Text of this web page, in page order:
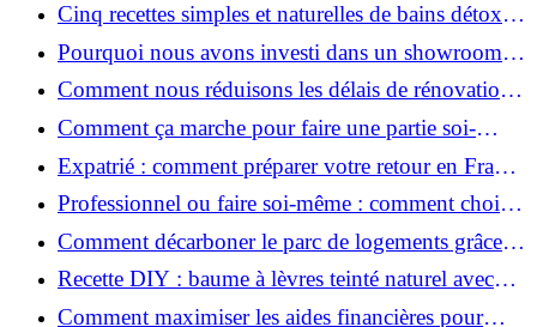
Cinq recettes simples et naturelles de bains détox
maison
Pourquoi nous avons investi dans un showroom-
atelier et ce que cela apporte aux clients
Comment nous réduisons les délais de rénovation à
3 mois au lieu de 6?
Comment ça marche pour faire une partie soi-
même et nous confier le reste ?
Expatrié : comment préparer votre retour en France
et rénover votre bien à distance ?
Professionnel ou faire soi-même : comment choisir
pour votre rénovation ?
Comment décarboner le parc de logements grâce à
la rénovation énergétique ?
Recette DIY : baume à lèvres teinté naturel avec
SPF
Comment maximiser les aides financières pour